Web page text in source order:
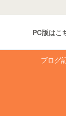
PC版はこ
ブログ